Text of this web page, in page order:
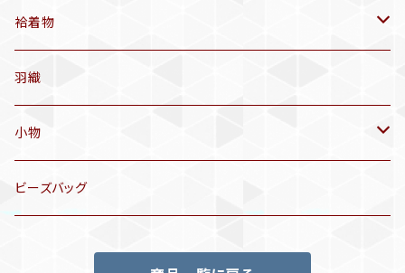
アンティーク仕立てかえ帯
名古屋帯
洒落袋帯
袋帯
袷着物
アンティーク着物
リサイクル着物
訪問着、付下げ、色無地
羽織
小物
帯揚げ
ビーズバッグ